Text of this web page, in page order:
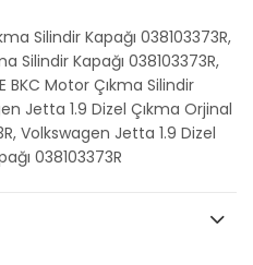
Silindir Kapağı 038103373R,
Silindir Kapağı 038103373R,
BKC Motor Çıkma Silindir
Jetta 1.9 Dizel Çıkma Orjinal
Volkswagen Jetta 1.9 Dizel
038103373R